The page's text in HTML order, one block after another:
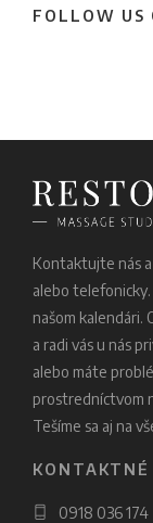
FOLLOW US
Kontaktujte nás
alebo
našom kalendári.
a radi vás u nás
alebo máte
prostredníctvom
Tešíme sa aj na
KONTAKTNÉ
0918 036 174